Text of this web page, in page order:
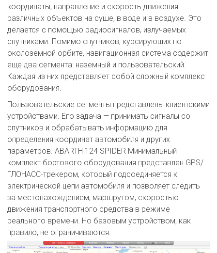
координаты, направление и скорость движения
различных объектов на суше, в воде и в воздухе. Это
делается с помощью радиосигналов, излучаемых
спутниками. Помимо спутников, курсирующих по
околоземной орбите, навигационная система содержит
еще два сегмента: наземный и пользовательский.
Каждая из них представляет собой сложный комплекс
оборудования.
Пользовательские сегменты представлены клиентскими
устройствами. Его задача — принимать сигналы со
спутников и обрабатывать информацию для
определения координат автомобиля и других
параметров. ABARTH 124 SPIDER Минимальный
комплект бортового оборудования представлен GPS/
ГЛОНАСС-трекером, который подсоединяется к
электрической цепи автомобиля и позволяет следить
за местонахождением, маршрутом, скоростью
движения транспортного средства в режиме
реального времени. Но базовым устройством, как
правило, не ограничиваются.